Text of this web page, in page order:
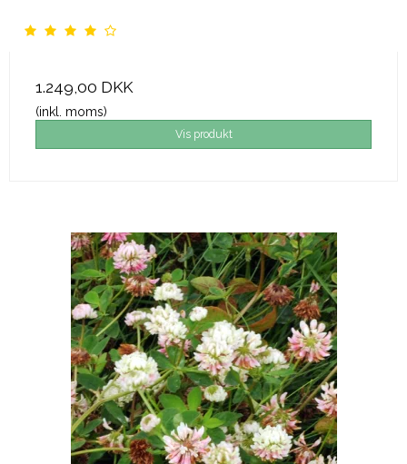
1.249,00 DKK
(inkl. moms)
Vis produkt